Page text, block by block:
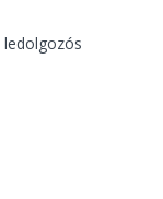
ledolgozós